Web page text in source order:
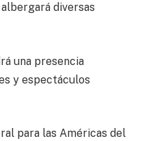
diversas
una presencia
y espectáculos
para las Américas del